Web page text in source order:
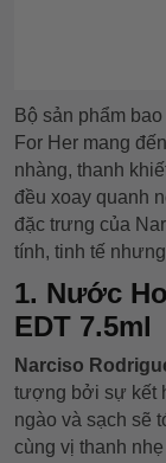
Bộ sản phẩm
For Her mang
nhàng, thanh
đều xoay quanh
đặc trưng của
tính, tinh tế
1. Nước
EDT 7.5ml
Narciso
tượng bởi sự kết
ngào và sạch sẽ
cùng vị thanh